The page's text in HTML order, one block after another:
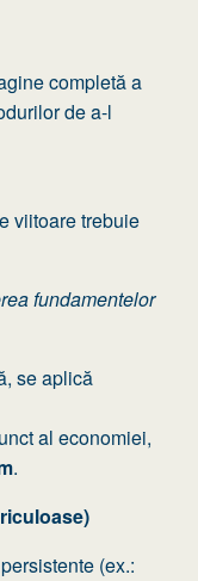
completă a
de a-l
viitoare trebuie
fundamentelor
se aplică
al economiei,
.
(ex.: